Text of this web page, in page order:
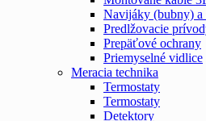
Navijáky (bubny) a
Predlžovacie
Prepäťové ochrany
Priemyselné vidlice
Meracia technika
Termostaty
Termostaty
Detektory